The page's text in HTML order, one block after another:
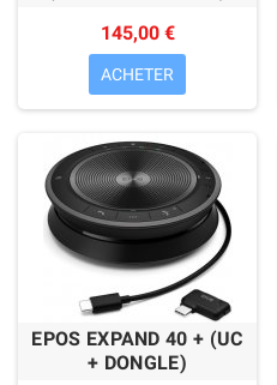
145,00 €
ACHETER
EPOS EXPAND 40 + (UC
+ DONGLE)